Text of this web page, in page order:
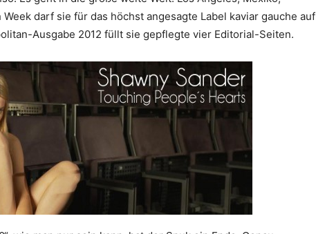
darf sie für das höchst angesagte Label kaviar gauche auf
Ausgabe 2012 füllt sie gepflegte vier Editorial-Seiten.